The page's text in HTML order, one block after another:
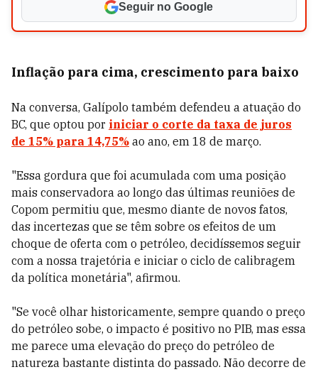
Seguir no Google
Inflação para cima, crescimento para baixo
Na conversa, Galípolo também defendeu a atuação do
BC, que optou por iniciar o corte da taxa de juros
de 15% para 14,75% ao ano, em 18 de março.
"Essa gordura que foi acumulada com uma posição
mais conservadora ao longo das últimas reuniões de
Copom permitiu que, mesmo diante de novos fatos,
das incertezas que se têm sobre os efeitos de um
choque de oferta com o petróleo, decidíssemos seguir
com a nossa trajetória e iniciar o ciclo de calibragem
da política monetária", afirmou.
"Se você olhar historicamente, sempre quando o preço
do petróleo sobe, o impacto é positivo no PIB, mas essa
me parece uma elevação do preço do petróleo de
natureza bastante distinta do passado. Não decorre de